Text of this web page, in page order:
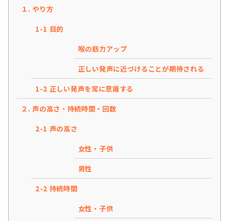
１. やり方
1-1 目的
喉の筋力アップ
正しい発声に近づけることが期待される
1-2 正しい発声を常に意識する
２. 声の高さ・持続時間・回数
2-1 声の高さ
女性・子供
男性
2-2 持続時間
女性・子供